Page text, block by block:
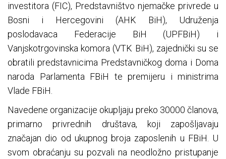
investitora (FIC), Predstavništvo njemačke privrede u
Bosni i Hercegovini (AHK BiH), Udruženja
poslodavaca Federacije BiH (UPFBiH) i
Vanjskotrgovinska komora (VTK BiH), zajednički su se
obratili predstavnicima Predstavničkog doma i Doma
naroda Parlamenta FBiH te premijeru i ministrima
Vlade FBiH.
Navedene organizacije okupljaju preko 30000 članova,
primarno privrednih društava, koji zapošljavaju
značajan dio od ukupnog broja zaposlenih u FBiH. U
svom obraćanju su pozvali na neodložno pristupanje